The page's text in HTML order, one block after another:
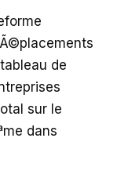
de
sur le
dans